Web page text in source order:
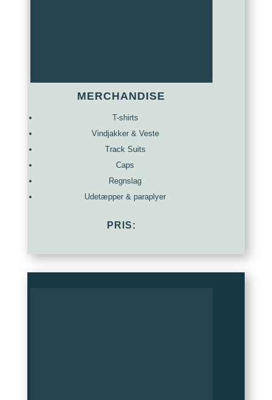
MERCHANDISE
T-shirts
Vindjakker & Veste
Track Suits
Caps
Regnslag
Udetæpper & paraplyer
PRIS: